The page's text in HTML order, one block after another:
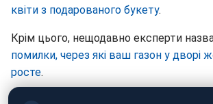
квіти з подарованого букету.
Крім цього, нещодавно експерти
помилки, через які ваш газон у дворі
росте.